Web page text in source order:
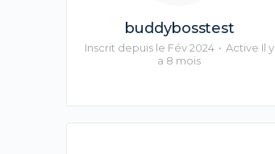
buddybosstest
Inscrit depuis le Fév 2024 • Active Il y
a 8 mois